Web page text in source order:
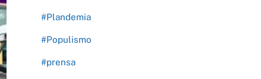
#Plandemia
#Populismo
#prensa